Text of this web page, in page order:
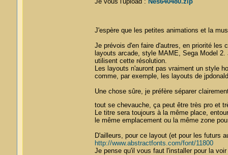
J'espère que les petites animations et la
Je prévois d'en faire d'autres, en priorité les
layouts arcade, style MAME, Sega Model
utilisent cette résolution.
Les layouts n'auront pas vraiment un style
comme, par exemple, les layouts de
Une chose sûre, je préfère séparer
tout se chevauche, ça peut être très pro et
Le titre sera toujours à la même place,
le même emplacement ou la même zone
D'ailleurs, pour ce layout (et pour les futurs
http://www.abstractfonts.com/font/11800
Je pense qu'il vous faut l'installer pour la